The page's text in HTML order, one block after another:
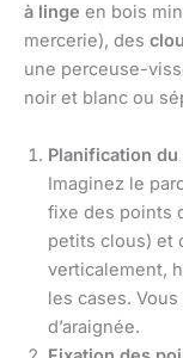
à linge en bois
mercerie), des
une perceuse-
noir et blanc ou
Planification du
Imaginez le
fixe des points
petits clous) et
verticalement,
les cases.
d’araignée.